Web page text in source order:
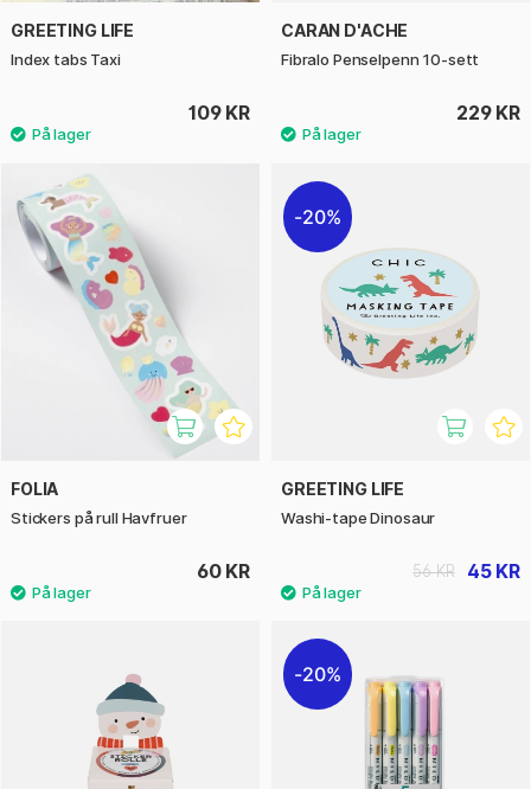
GREETING LIFE
Index tabs Taxi
109 KR
CARAN D'ACHE
Fibralo Penselpenn 10-sett
229 KR
FOLIA
Stickers på rull Havfruer
60 KR
20%
GREETING LIFE
Washi-tape Dinosaur
45 KR
56 KR
20%